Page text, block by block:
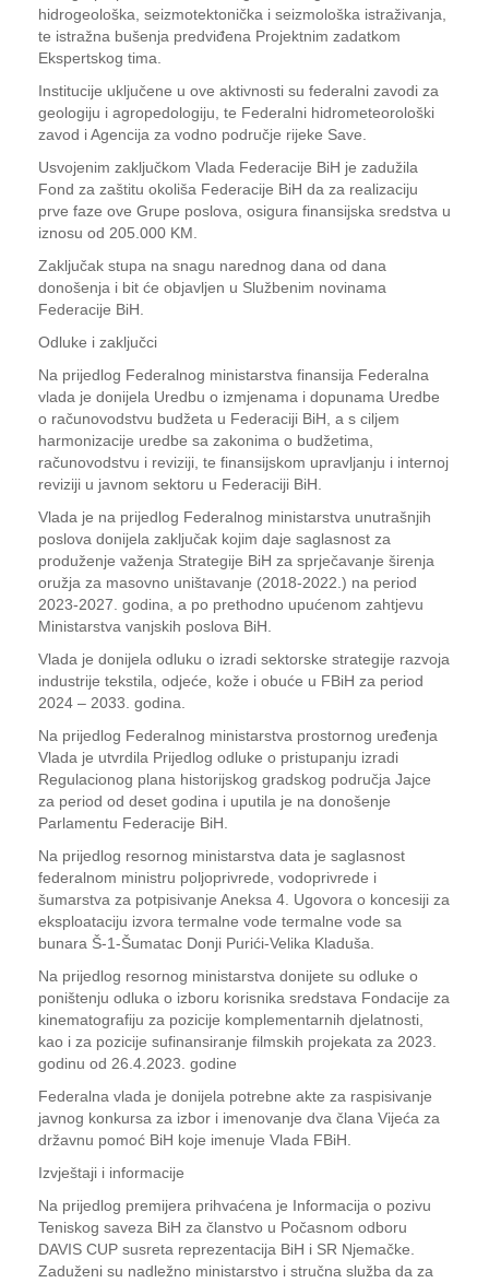
hidrogeološka, seizmotektonička i seizmološka istraživanja,
te istražna bušenja predviđena Projektnim zadatkom
Ekspertskog tima.
Institucije uključene u ove aktivnosti su federalni zavodi za
geologiju i agropedologiju, te Federalni hidrometeorološki
zavod i Agencija za vodno područje rijeke Save.
Usvojenim zaključkom Vlada Federacije BiH je zadužila
Fond za zaštitu okoliša Federacije BiH da za realizaciju
prve faze ove Grupe poslova, osigura finansijska sredstva u
iznosu od 205.000 KM.
Zaključak stupa na snagu narednog dana od dana
donošenja i bit će objavljen u Službenim novinama
Federacije BiH.
Odluke i zaključci
Na prijedlog Federalnog ministarstva finansija Federalna
vlada je donijela Uredbu o izmjenama i dopunama Uredbe
o računovodstvu budžeta u Federaciji BiH, a s ciljem
harmonizacije uredbe sa zakonima o budžetima,
računovodstvu i reviziji, te finansijskom upravljanju i internoj
reviziji u javnom sektoru u Federaciji BiH.
Vlada je na prijedlog Federalnog ministarstva unutrašnjih
poslova donijela zaključak kojim daje saglasnost za
produženje važenja Strategije BiH za sprječavanje širenja
oružja za masovno uništavanje (2018-2022.) na period
2023-2027. godina, a po prethodno upućenom zahtjevu
Ministarstva vanjskih poslova BiH.
Vlada je donijela odluku o izradi sektorske strategije razvoja
industrije tekstila, odjeće, kože i obuće u FBiH za period
2024 – 2033. godina.
Na prijedlog Federalnog ministarstva prostornog uređenja
Vlada je utvrdila Prijedlog odluke o pristupanju izradi
Regulacionog plana historijskog gradskog područja Jajce
za period od deset godina i uputila je na donošenje
Parlamentu Federacije BiH.
Na prijedlog resornog ministarstva data je saglasnost
federalnom ministru poljoprivrede, vodoprivrede i
šumarstva za potpisivanje Aneksa 4. Ugovora o koncesiji za
eksploataciju izvora termalne vode termalne vode sa
bunara Š-1-Šumatac Donji Purići-Velika Kladuša.
Na prijedlog resornog ministarstva donijete su odluke o
poništenju odluka o izboru korisnika sredstava Fondacije za
kinematografiju za pozicije komplementarnih djelatnosti,
kao i za pozicije sufinansiranje filmskih projekata za 2023.
godinu od 26.4.2023. godine
Federalna vlada je donijela potrebne akte za raspisivanje
javnog konkursa za izbor i imenovanje dva člana Vijeća za
državnu pomoć BiH koje imenuje Vlada FBiH.
Izvještaji i informacije
Na prijedlog premijera prihvaćena je Informacija o pozivu
Teniskog saveza BiH za članstvo u Počasnom odboru
DAVIS CUP susreta reprezentacija BiH i SR Njemačke.
Zaduženi su nadležno ministarstvo i stručna služba da za